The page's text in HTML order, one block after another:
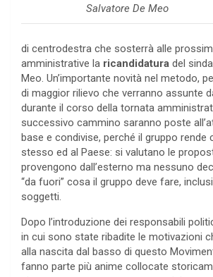
Salvatore De Meo
di centrodestra che sosterrà alle
amministrative la ricandidatura del
Meo. Un’importante novità nel metodo,
di maggior rilievo che verranno assunte
durante il corso della tornata
successivo cammino saranno poste
base e condivise, perché il gruppo rende
stesso ed al Paese: si valutano le
provengono dall’esterno ma nessuno
“da fuori” cosa il gruppo deve fare,
soggetti.
Dopo l’introduzione dei responsabili
in cui sono state ribadite le motivazioni
alla nascita dal basso di questo
fanno parte più anime collocate